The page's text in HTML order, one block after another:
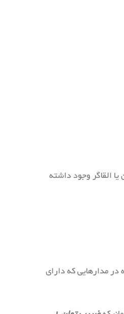
القاگر وجود داشته
بخاری‌های برقی، اجاق‌های برقی و …) ضریب توانی برابر ۱ دارند در حالی که در مدارهایی که دارای